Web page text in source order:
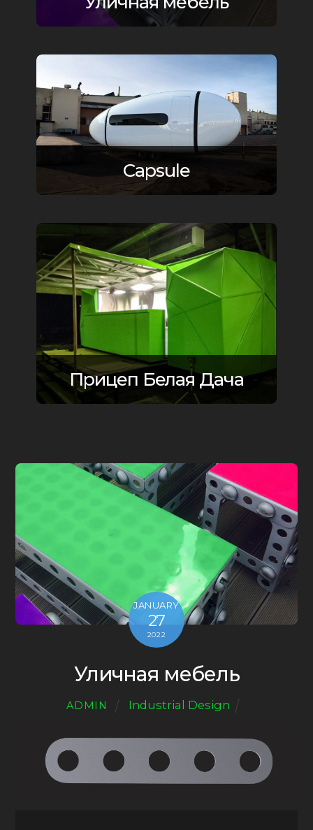
Capsule
Прицеп Белая Дача
JANUARY
27
2022
Уличная мебель
ADMIN Industrial Design